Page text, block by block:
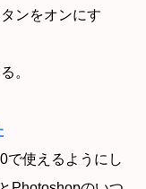
ンをオンにす
。
で使えるようにし